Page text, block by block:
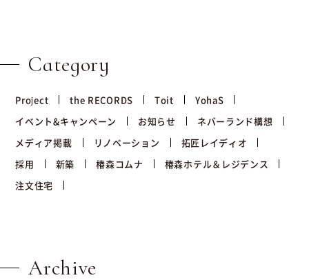
Category
Project the RECORDS Toit
YohaS
イベント&キャンペーン
お知らせ
ネバーランド構想
メディア掲載
リノベーション
拓匠レイディオ
採用
新築 椿森コムナ
椿森ホテル＆レジデンス
注文住宅
Archive